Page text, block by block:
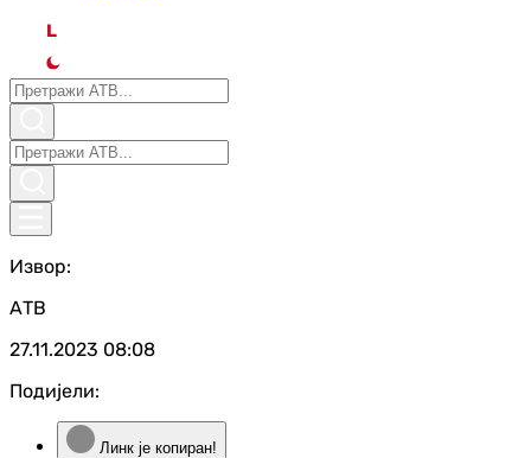
L
Извор:
АТВ
27.11.2023 08:08
Подијели:
Линк је копиран!